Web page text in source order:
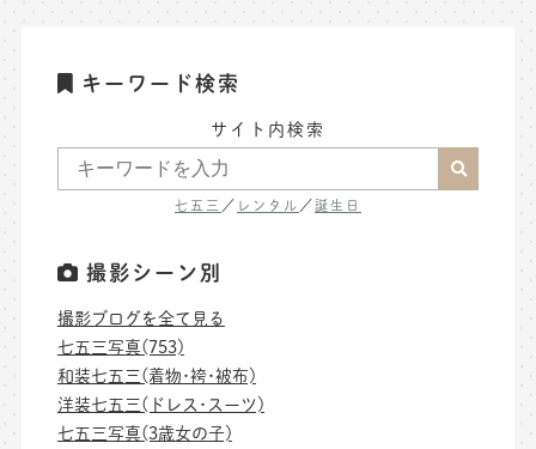
キーワード検索
サイト内検索
七五三 ／ レンタル ／誕生日
撮影シーン別
撮影ブログを全て見る
七五三写真(753)
和装七五三(着物･袴･被布)
洋装七五三(ドレス･スーツ)
七五三写真(3歳女の子)